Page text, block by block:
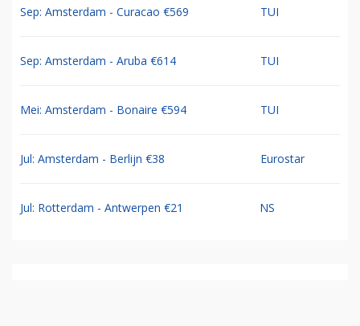
Sep: Amsterdam - Curacao €569 TUI
Sep: Amsterdam - Aruba €614 TUI
Mei: Amsterdam - Bonaire €594 TUI
Jul: Amsterdam - Berlijn €38 Eurostar
Jul: Rotterdam - Antwerpen €21 NS